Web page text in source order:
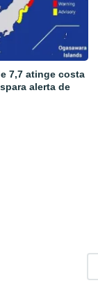
7,7 atinge costa
alerta de